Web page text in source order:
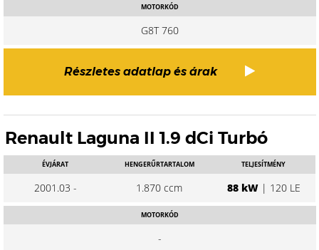
MOTORKÓD
G8T 760
Részletes adatlap és árak
Renault Laguna II 1.9 dCi Turbó
ÉVJÁRAT
2001.03 -
HENGERŰRTARTALOM
1.870 ccm
TELJESÍTMÉNY
88 kW| 120 LE
MOTORKÓD
-